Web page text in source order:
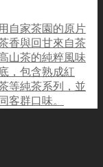
自家茶園的原片
香與回甘來自茶
山茶的純粹風味
，包含熟成紅
等純茶系列，並
客群口味。